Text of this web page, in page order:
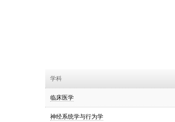
学科
临床医学
神经系统学与行为学